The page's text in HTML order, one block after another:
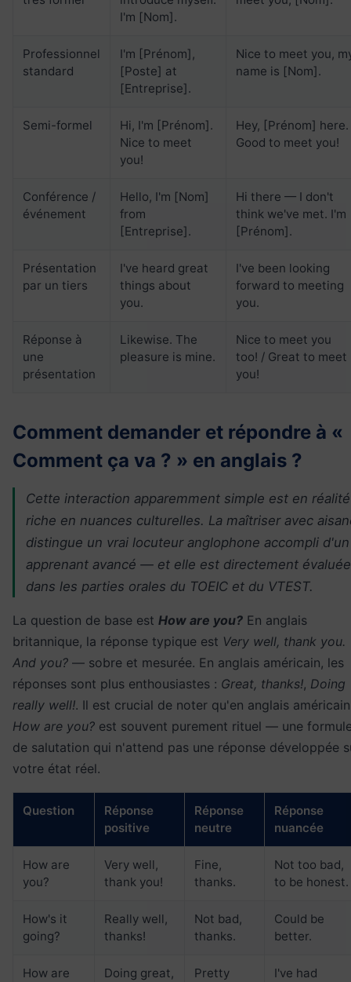
I'm [Nom].
Professionnel
standard
I'm [Prénom],
[Poste] at
[Entreprise].
Nice to meet you,
name is [Nom].
Semi-formel
Hi, I'm [Prénom].
Nice to meet
you!
Hey, [Prénom] here.
Good to meet you!
Conférence /
événement
Hello, I'm [Nom]
from
[Entreprise].
Hi there — I don't
think we've met. I'm
[Prénom].
Présentation
par un tiers
I've heard great
things about
you.
I've been looking
forward to meeting
you.
Réponse à
une
présentation
Likewise. The
pleasure is mine.
Nice to meet you
too! / Great to meet
you!
Comment demander et répondre à «
Comment ça va ? » en anglais ?
Cette interaction apparemment simple est en réalité
riche en nuances culturelles. La maîtriser avec
distingue un vrai locuteur anglophone accompli d'un
apprenant avancé — et elle est directement évaluée
dans les parties orales du TOEIC et du VTEST.
La question de base est How are you? En anglais
britannique, la réponse typique est Very well, thank you.
And you? — sobre et mesurée. En anglais américain, les
réponses sont plus enthousiastes : Great, thanks!, Doing
really well!. Il est crucial de noter qu'en anglais
How are you? est souvent purement rituel — une
de salutation qui n'attend pas une réponse développée
votre état réel.
Question
Réponse
positive
Réponse
neutre
Réponse
nuancée
How are
you?
Very well,
thank you!
Fine,
thanks.
Not too bad,
to be honest.
How's it
going?
Really well,
thanks!
Not bad,
thanks.
Could be
better.
How are
Doing great,
Pretty
I've had